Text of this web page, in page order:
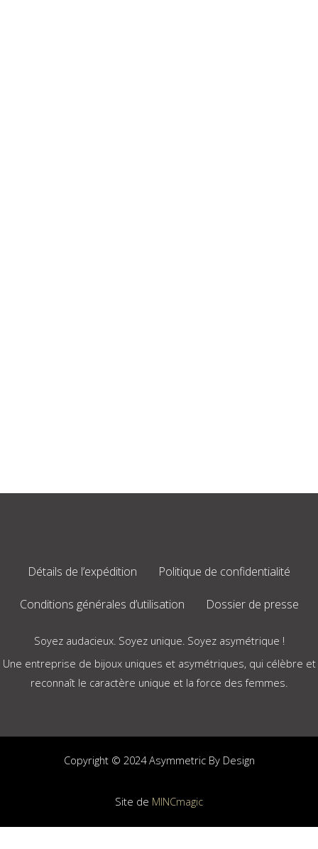
Détails de l’expédition Politique de confidentialité
Conditions générales d’utilisation Dossier de presse
Soyez audacieux. Soyez unique. Soyez asymétrique !
Une entreprise de bijoux uniques et asymétriques, qui célèbre et
reconnaît le caractère unique et la force des femmes.
Copyright © 2024 Asymmetric By Design
Site de MINCmagic